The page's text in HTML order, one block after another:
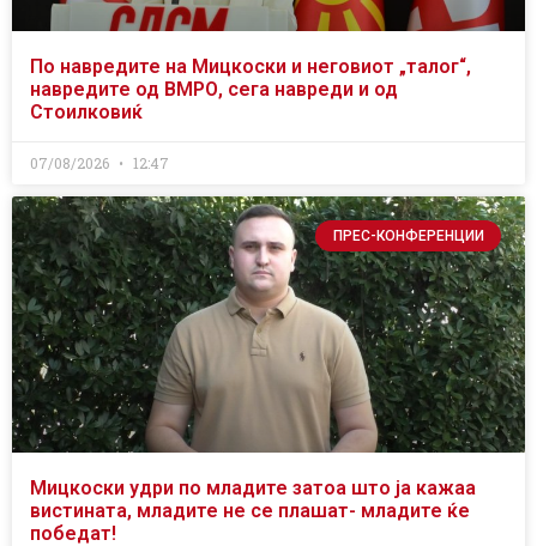
По навредите на Мицкоски и неговиот „талог“,
навредите од ВМРО, сега навреди и од
Стоилковиќ
07/08/2026 12:47
ПРЕС-КОНФЕРЕНЦИИ
Мицкоски удри по младите затоа што ја кажаа
вистината, младите не се плашат- младите ќе
победат!